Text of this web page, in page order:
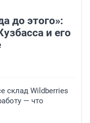
до этого»:
и его
склад Wildberries
— что